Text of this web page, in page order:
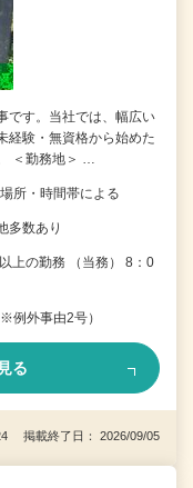
です。当社では、幅広い
経験・無資格から始めた
＜勤務地＞ …
所・時間帯による
数あり
上の勤務 （当務） 8：0
例外事由2号）
る
掲載終了日： 2026/09/05